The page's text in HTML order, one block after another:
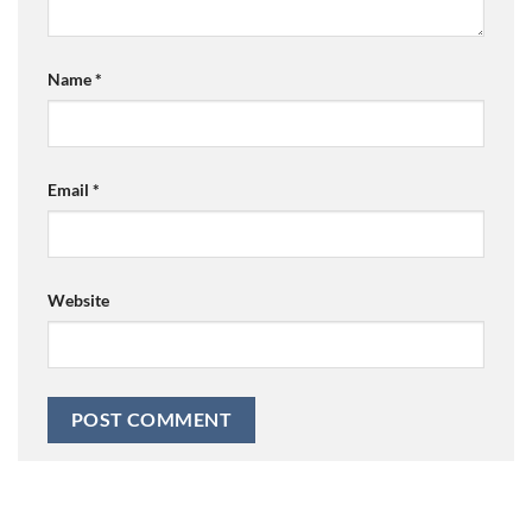
Name*
Email *
Website